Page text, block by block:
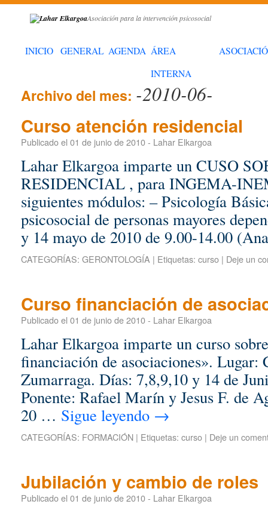
Asociación para la intervención psicosocial
INICIO GENERAL AGENDA ÁREA
INTERNA
Archivo del mes: -2010-06-
Curso atención residencial
Publicado el 01 de junio de 2010- Lahar Elkargoa
Lahar Elkargoa imparte un CUSO
RESIDENCIAL , para INGEMA-
siguientes módulos: – Psicología
psicosocial de personas mayores
y 14 mayo de 2010 de 9.00-14.00
CATEGORÍAS: GERONTOLOGÍA | Etiquetas: curso | Deje un
Curso financiación de
Publicado el 01 de junio de 2010- Lahar Elkargoa
Lahar Elkargoa imparte un curso
financiación de asociaciones». Lugar:
Zumarraga. Días: 7,8,9,10 y 14 de
Ponente: Rafael Marín y Jesus F. de
20 … Sigue leyendo →
CATEGORÍAS: FORMACIÓN | Etiquetas: curso | Deje un
Jubilación y cambio de roles
Publicado el 01 de junio de 2010- Lahar Elkargoa